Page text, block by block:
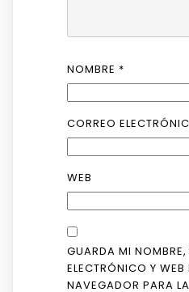
NOMBRE *
CORREO
WEB
GUARDA MI NOMBRE,
ELECTRÓNICO Y WEB
NAVEGADOR PARA